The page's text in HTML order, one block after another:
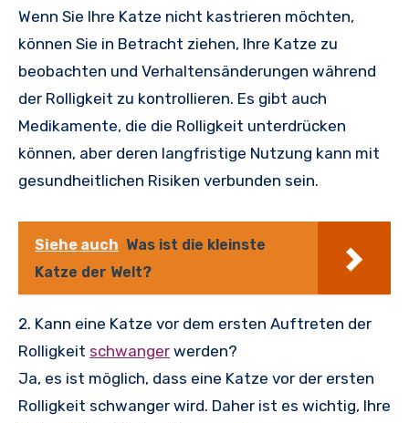
Wenn Sie Ihre Katze nicht kastrieren möchten,
können Sie in Betracht ziehen, Ihre Katze zu
beobachten und Verhaltensänderungen während
der Rolligkeit zu kontrollieren. Es gibt auch
Medikamente, die die Rolligkeit unterdrücken
können, aber deren langfristige Nutzung kann mit
gesundheitlichen Risiken verbunden sein.
Siehe auch Was ist die kleinste
Katze der Welt?
2. Kann eine Katze vor dem ersten Auftreten der
Rolligkeit schwanger werden?
Ja, es ist möglich, dass eine Katze vor der ersten
Rolligkeit schwanger wird. Daher ist es wichtig, Ihre